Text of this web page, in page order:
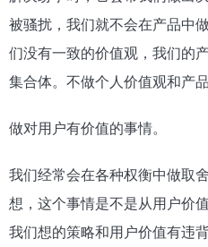
被骚扰，我们就不会在产品中
们没有一致的价值观，我们的
集合体。不做个人价值观和产
做对用户有价值的事情。
我们经常会在各种权衡中做取
想，这个事情是不是从用户价
我们想的策略和用户价值有违